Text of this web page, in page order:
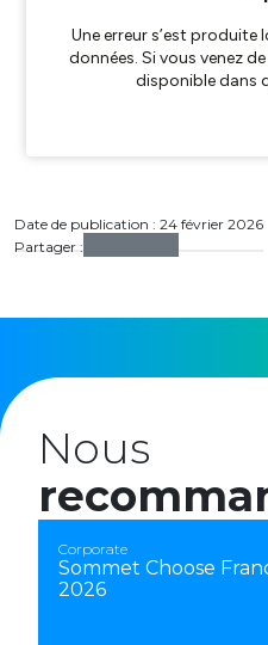
Date de publication : 24 février 2026
Partager :
Nous
Corporate
Sommet Choose
2026